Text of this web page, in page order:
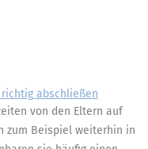
abschließen
von den Eltern auf
zum Beispiel weiterhin in